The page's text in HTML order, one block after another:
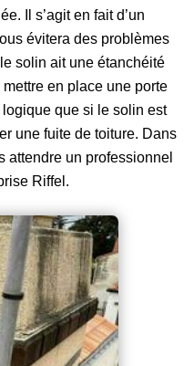
Il s’agit en fait d’un
évitera des problèmes
solin ait une étanchéité
en place une porte
que si le solin est
une fuite de toiture. Dans
attendre un professionnel
Riffel.